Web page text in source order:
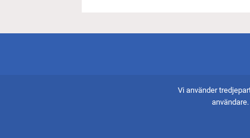
Vi använder